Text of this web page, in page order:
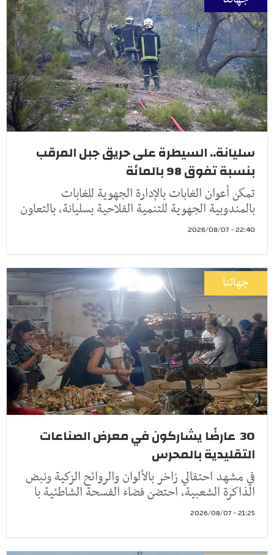
سليانة.. السيطرة على حريق جبل المرقب
بنسبة تفوق 98 بالمائة
تمكن أعوان الغابات بالإدارة الجهوية للغابات
بالمندوبية الجهوية للتنمية الفلاحية بسليانة، بالتعاون
22:40 - 2026/08/07
جهاتنا
30 عارضًا يشاركون في معرض الصناعات
التقليدية بالمحرس
في مشهد احتفالي زاخر بالألوان والروائح الزكية ونبض
الذاكرة الشعبية، احتضن فضاء الفسحة الشاطئية با
21:25 - 2026/08/07